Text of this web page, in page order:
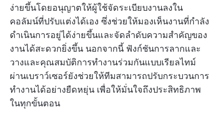
ง่ายขึ้นโดยอนุญาตให้ผู้ใช้จัดระเบียบงานลงใน
คอลัมน์ที่ปรับแต่งได้เอง ซึ่งช่วยให้มองเห็นงานที่กำลัง
ดำเนินการอยู่ได้ง่ายขึ้นและจัดลำดับความสำคัญของ
งานได้สะดวกยิ่งขึ้น นอกจากนี้ ฟังก์ชันการลากและ
วางและคุณสมบัติการทำงานร่วมกันแบบเรียลไทม์
ผ่านเบราว์เซอร์ยังช่วยให้ทีมสามารถปรับกระบวนการ
ทำงานได้อย่างยืดหยุ่น เพื่อให้มั่นใจถึงประสิทธิภาพ
ในทุกขั้นตอน